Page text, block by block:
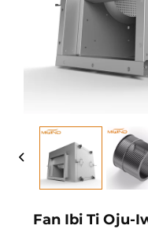
Fan Ibi Ti Oju-